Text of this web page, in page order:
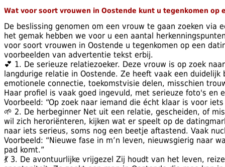
Wat voor soort vrouwen in Oostende kunt u tegenkomen op
De beslissing genomen om een vrouw te gaan zoeken via
het gemak hebben we voor u een aantal
voor soort vrouwen in Oostende u tegenkomen op een
voorbeelden van advertentie tekst erbij.
💕 1. De serieuze relatiezoeker. Deze vrouw is op zoek
langdurige relatie in Oostende. Ze heeft vaak een duidelijk
emotionele connectie, toekomstvisie delen, misschien
Haar profiel is vaak goed ingevuld, met serieuze foto's en
Voorbeeld: “Op zoek naar iemand die écht klaar is voor
🌱 2. De herbeginner Net uit een relatie, gescheiden, of
wil zich heroriënteren, kijken wat er speelt op de
naar iets serieus, soms nog een beetje aftastend. Vaak
Voorbeeld: “Nieuwe fase in m’n leven, nieuwsgierig naar
pad komt.”
💃 3. De avontuurlijke vrijgezel Zij houdt van het leven,